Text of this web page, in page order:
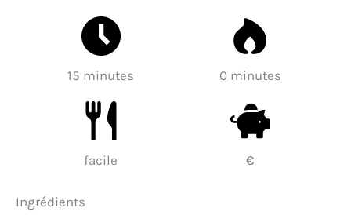
15 minutes 0 minutes
facile €
Ingrédients